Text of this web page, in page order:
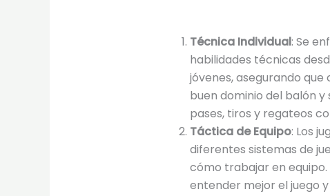
Técnica Individual: Se
habilidades técnicas
jóvenes, asegurando
buen dominio del balón
pases, tiros y regateos
Táctica de Equipo: Los
diferentes sistemas de
cómo trabajar en
entender mejor el juego